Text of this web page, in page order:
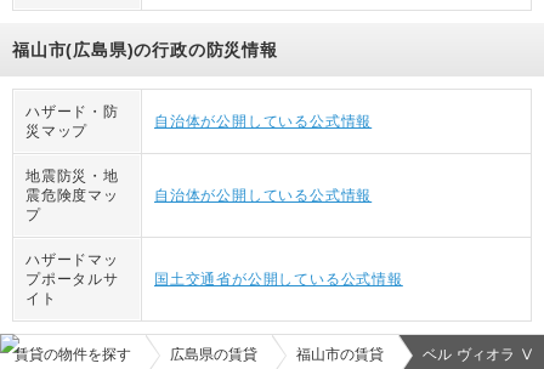
福山市(広島県)の行政の防災情報
ハザード・防
災マップ
自治体が公開している公式情報
地震防災・地
震危険度マッ
プ
自治体が公開している公式情報
ハザードマッ
プポータルサ
イト
国土交通省が公開している公式情報
賃貸の物件を探す 広島県の賃貸 福山市の賃貸 ベル ヴィオラ Ⅴ